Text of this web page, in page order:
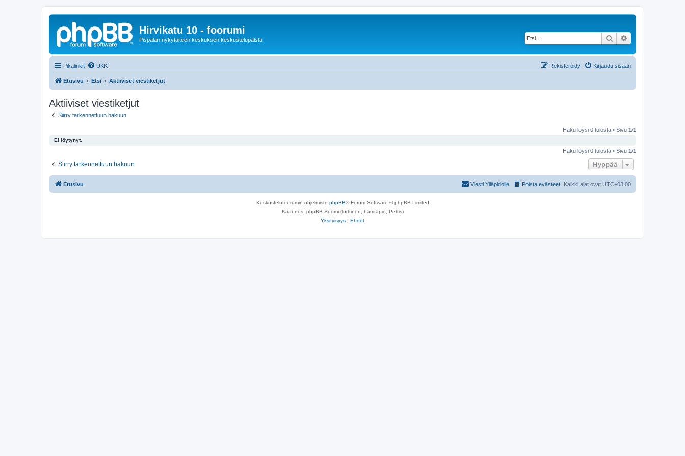
Hirvikatu 10 - foorumi
Pispalan nykytaiteen keskuksen keskustelupalsta Etsi
Pikalinkit UKK Kirjaudu sisään
Rekisteröidy
Etusivu Etsi Aktiiviset viestiketjut
Aktiiviset viestiketjut
Siirry tarkennettuun hakuun
Haku löysi 0 tulosta • Sivu 1/1
Ei löytynyt.
Haku löysi 0 tulosta • Sivu 1/1
Siirry tarkennettuun hakuun Hyppää
Etusivu Kaikki ajat ovat UTC+03:00
Poista evästeet
Viesti Ylläpidolle
Keskustelufoorumin ohjelmisto phpBB® Forum Software © phpBB Limited
Käännös: phpBB Suomi (lurttinen, harritapio, Pettis)
Yksityisyys | Ehdot